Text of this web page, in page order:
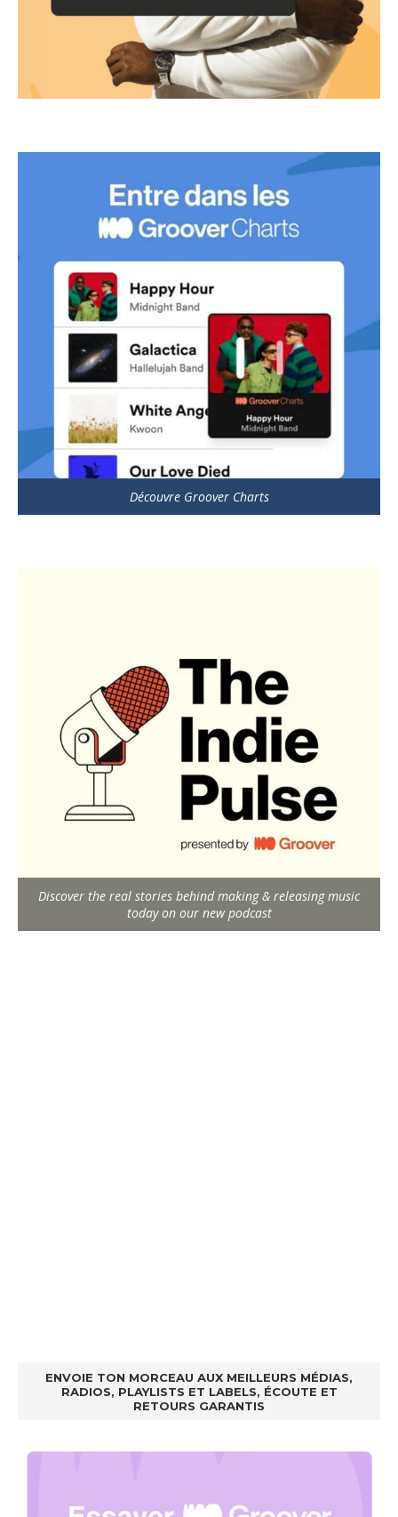
Découvre Groover Charts
Discover the real stories behind making & releasing music
today on our new podcast
ENVOIE TON MORCEAU AUX MEILLEURS MÉDIAS,
RADIOS, PLAYLISTS ET LABELS, ÉCOUTE ET
RETOURS GARANTIS